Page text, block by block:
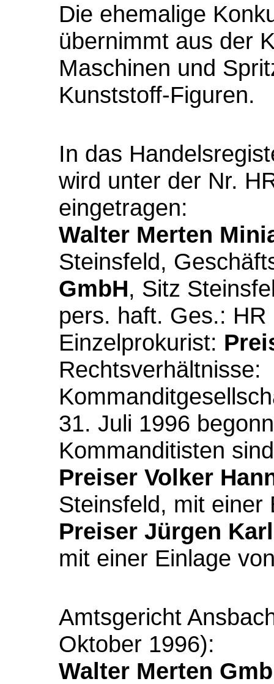
Die ehemalige
übernimmt aus der
Maschinen und
Kunststoff-Figuren.
In das
wird unter der Nr.
eingetragen:
Walter Merten
Steinsfeld,
GmbH, Sitz
pers. haft. Ges.: HR
Einzelprokurist:
Rechtsverhältnisse:
31. Juli 1996
Kommanditisten
Preiser Volker
Steinsfeld, mit einer
Preiser Jürgen Karl
mit einer Einlage
Amtsgericht
Oktober 1996):
Walter Merten